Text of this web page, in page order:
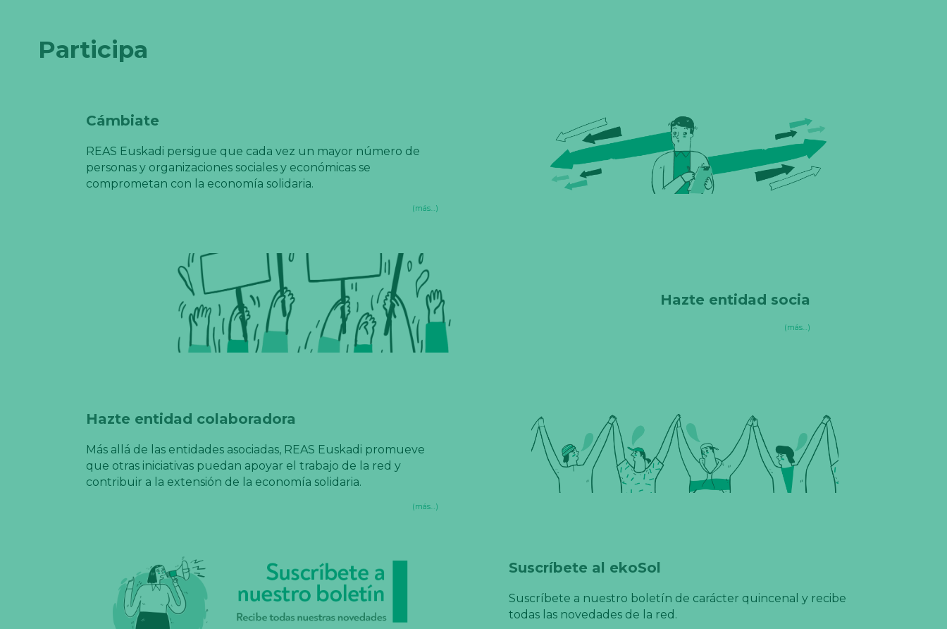
Participa
Cámbiate
REAS Euskadi persigue que cada vez un mayor número de
personas y organizaciones sociales y económicas se
comprometan con la economía solidaria.
(más…)
Hazte entidad socia
(más…)
Hazte entidad colaboradora
Más allá de las entidades asociadas, REAS Euskadi promueve
que otras iniciativas puedan apoyar el trabajo de la red y
contribuir a la extensión de la economía solidaria.
(más…)
Suscríbete al ekoSol
Suscríbete a nuestro boletín de carácter quincenal y recibe
todas las novedades de la red.